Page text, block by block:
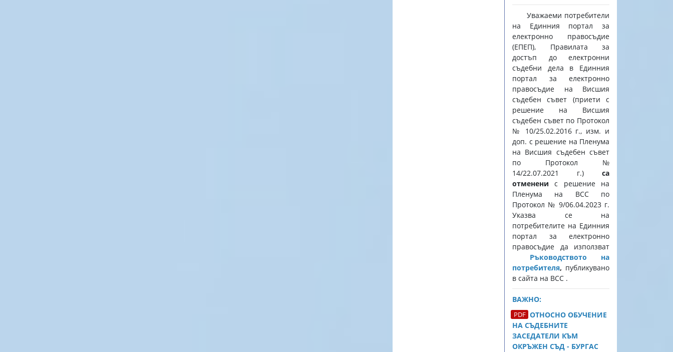
Уважаеми потребители
на Единния портал за
електронно правосъдие
(ЕПЕП), Правилата за
достъп до електронни
съдебни дела в Единния
портал за електронно
правосъдие на Висшия
съдебен съвет (приети с
решение на Висшия
съдебен съвет по Протокол
№ 10/25.02.2016 г., изм. и
доп. с решение на Пленума
на Висшия съдебен съвет
по Протокол №
14/22.07.2021 г.) са
отменени с решение на
Пленума на ВСС по
Протокол № 9/06.04.2023 г.
Указва се на
потребителите на Единния
портал за електронно
правосъдие да използват
Ръководството на
потребителя, публикувано
в сайта на ВСС .
ВАЖНО:
ОТНОСНО ОБУЧЕНИЕ
НА СЪДЕБНИТЕ
ЗАСЕДАТЕЛИ КЪМ
ОКРЪЖЕН СЪД - БУРГАС